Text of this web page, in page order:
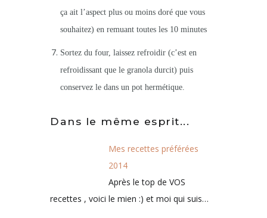
ça ait l’aspect plus ou moins doré que vous
souhaitez) en remuant toutes les 10 minutes
Sortez du four, laissez refroidir (c’est en
refroidissant que le granola durcit) puis
conservez le dans un pot hermétique.
Dans le même esprit...
Mes recettes préférées
2014
Après le top de VOS
recettes , voici le mien :) et moi qui suis…